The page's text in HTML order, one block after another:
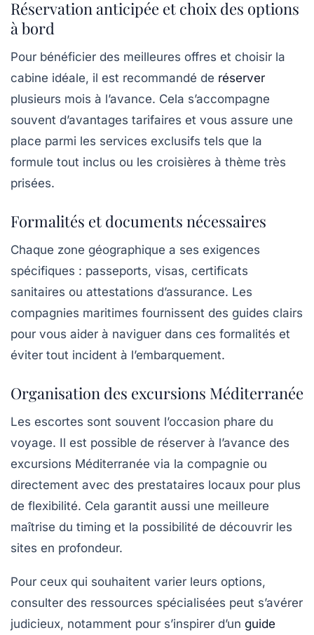
Réservation anticipée et choix des options
à bord
Pour bénéficier des meilleures offres et choisir la
cabine idéale, il est recommandé de réserver
plusieurs mois à l’avance. Cela s’accompagne
souvent d’avantages tarifaires et vous assure une
place parmi les services exclusifs tels que la
formule tout inclus ou les croisières à thème très
prisées.
Formalités et documents nécessaires
Chaque zone géographique a ses exigences
spécifiques : passeports, visas, certificats
sanitaires ou attestations d’assurance. Les
compagnies maritimes fournissent des guides clairs
pour vous aider à naviguer dans ces formalités et
éviter tout incident à l’embarquement.
Organisation des excursions Méditerranée
Les escortes sont souvent l’occasion phare du
voyage. Il est possible de réserver à l’avance des
excursions Méditerranée via la compagnie ou
directement avec des prestataires locaux pour plus
de flexibilité. Cela garantit aussi une meilleure
maîtrise du timing et la possibilité de découvrir les
sites en profondeur.
Pour ceux qui souhaitent varier leurs options,
consulter des ressources spécialisées peut s’avérer
judicieux, notamment pour s’inspirer d’un guide